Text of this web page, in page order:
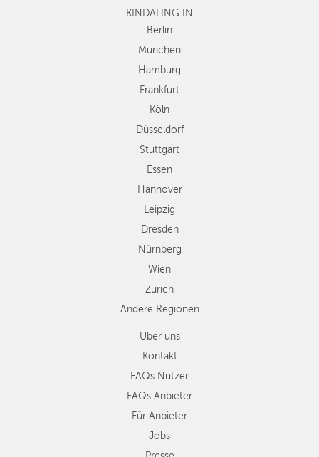
Köln
Düsseldorf
Stuttgart
Essen
Dresden
Nürnberg
Wien
Zürich
Andere
Regionen
KINDALING IN
Berlin
München
Hamburg
Frankfurt
Köln
Düsseldorf
Stuttgart
Essen
Hannover
Leipzig
Dresden
Nürnberg
Wien
Zürich
Andere Regionen
Über uns
Kontakt
FAQs Nutzer
FAQs Anbieter
Für Anbieter
Jobs